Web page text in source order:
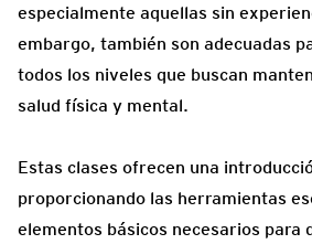
especialmente aquellas sin
embargo, también son adecuadas
todos los niveles que buscan
salud física y mental.
Estas clases ofrecen una
proporcionando las herramientas
elementos básicos necesarios